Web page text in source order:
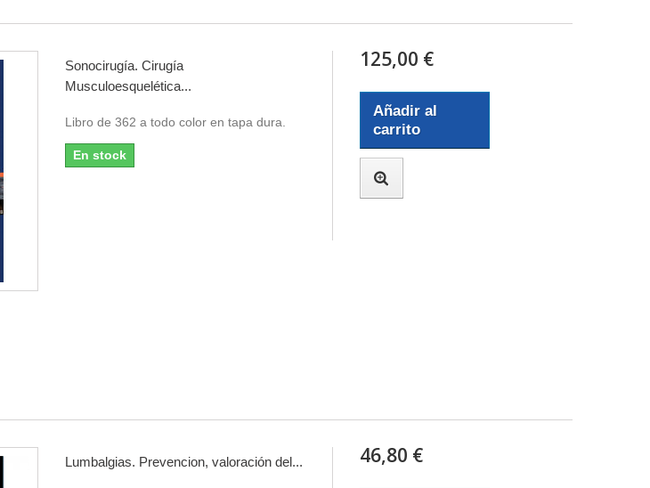
Sonocirugía. Cirugía
Musculoesquelética...
Libro de 362 a todo color en tapa dura.
En stock
125,00 €
Añadir al
carrito
Lumbalgias. Prevencion, valoración del... 46,80 €